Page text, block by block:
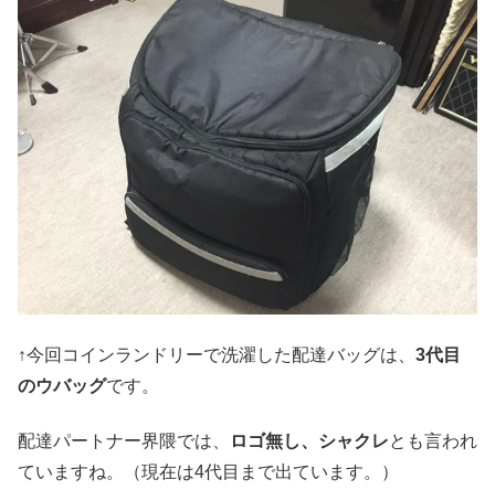
↑今回コインランドリーで洗濯した配達バッグは、 3代目
のウバッグです。
配達パートナー界隈では、 ロゴ無し、シャクレとも言われ
ていますね。（現在は4代目まで出ています。）